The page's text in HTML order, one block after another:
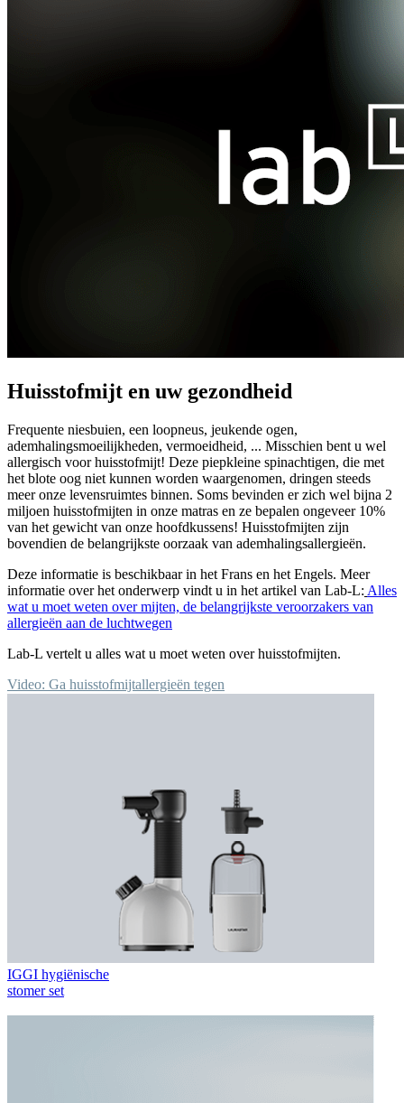
Huisstofmijt en uw gezondheid
Frequente niesbuien, een loopneus, jeukende ogen,
ademhalingsmoeilijkheden, vermoeidheid, ... Misschien bent u wel
allergisch voor huisstofmijt! Deze piepkleine spinachtigen, die met
het blote oog niet kunnen worden waargenomen, dringen steeds
meer onze levensruimtes binnen. Soms bevinden er zich wel bijna 2
miljoen huisstofmijten in onze matras en ze bepalen ongeveer 10%
van het gewicht van onze hoofdkussens! Huisstofmijten zijn
bovendien de belangrijkste oorzaak van ademhalingsallergieën.
Deze informatie is beschikbaar in het Frans en het Engels. Meer
informatie over het onderwerp vindt u in het artikel van Lab-L: Alles
wat u moet weten over mijten, de belangrijkste veroorzakers van
allergieën aan de luchtwegen
Lab-L vertelt u alles wat u moet weten over huisstofmijten.
Video: Ga huisstofmijtallergieën tegen
IGGI hygiënische
stomer set